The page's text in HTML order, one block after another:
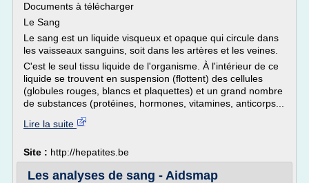
Documents à télécharger
Le Sang
Le sang est un liquide visqueux et opaque qui circule dans
les vaisseaux sanguins, soit dans les artères et les veines.
C'est le seul tissu liquide de l'organisme. À l'intérieur de ce
liquide se trouvent en suspension (flottent) des cellules
(globules rouges, blancs et plaquettes) et un grand nombre
de substances (protéines, hormones, vitamines, anticorps...
Lire la suite
Site : http://hepatites.be
Les analyses de sang - Aidsmap